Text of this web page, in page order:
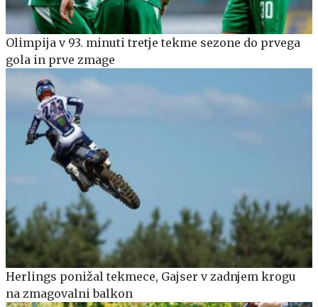
Olimpija v 93. minuti tretje tekme sezone do prvega
gola in prve zmage
Herlings ponižal tekmece, Gajser v zadnjem krogu
na zmagovalni balkon